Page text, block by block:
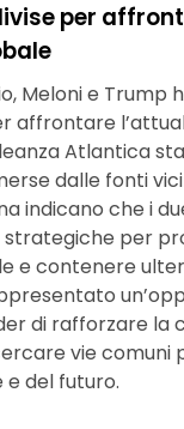
per
Meloni e Trump
affrontare
Atlantica
dalle fonti
indicano che i
strategiche per
e contenere
di rafforzare la
vie comuni
del futuro.